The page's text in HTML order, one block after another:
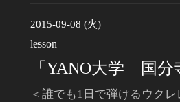
2015-09-08 (火)
lesson
「YANO大学 国分
＜誰でも1日で弾けるウク